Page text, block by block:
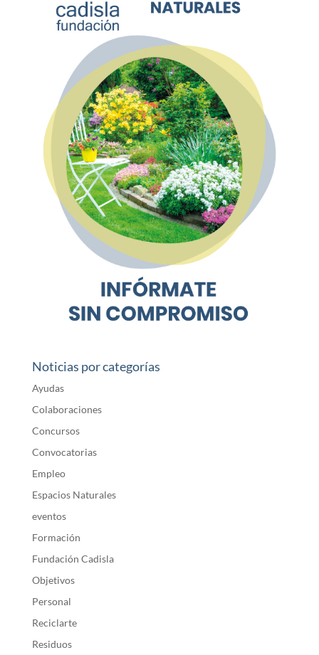
Noticias por categorías
Ayudas
Colaboraciones
Concursos
Convocatorias
Empleo
Espacios Naturales
eventos
Formación
Fundación Cadisla
Objetivos
Personal
Reciclarte
Residuos